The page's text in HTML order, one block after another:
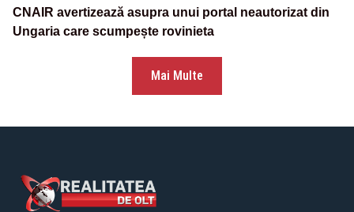
CNAIR avertizează asupra unui portal neautorizat din
Ungaria care scumpește rovinieta
Mai Multe